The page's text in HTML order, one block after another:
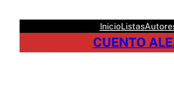
contenido
InicioListas
CUENTO